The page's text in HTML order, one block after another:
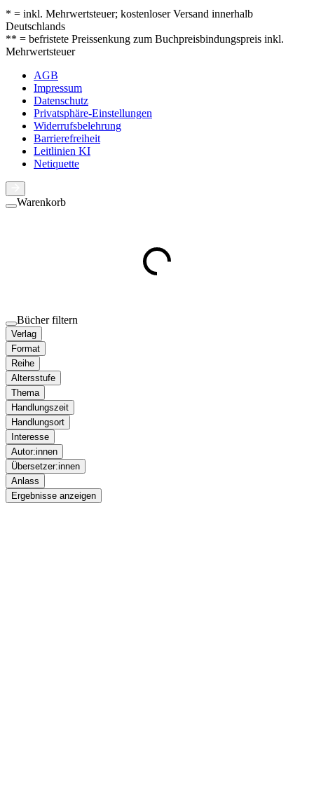
* = inkl. Mehrwertsteuer; kostenloser Versand innerhalb
Deutschlands
** = befristete Preissenkung zum Buchpreisbindungspreis inkl.
Mehrwertsteuer
AGB
Impressum
Datenschutz
Privatsphäre-Einstellungen
Widerrufsbelehrung
Barrierefreiheit
Leitlinien KI
Netiquette
Warenkorb
Bücher filtern
Verlag
Format
Reihe
Altersstufe
Thema
Handlungszeit
Handlungsort
Interesse
Autor:innen
Übersetzer:innen
Anlass
Ergebnisse anzeigen